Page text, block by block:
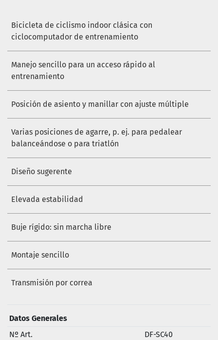
Bicicleta de ciclismo indoor clásica con
ciclocomputador de entrenamiento
Manejo sencillo para un acceso rápido al
entrenamiento
Posición de asiento y manillar con ajuste múltiple
Varias posiciones de agarre, p. ej. para pedalear
balanceándose o para triatlón
Diseño sugerente
Elevada estabilidad
Buje rígido: sin marcha libre
Montaje sencillo
Transmisión por correa
Datos Generales
Nº Art.
DF-SC40